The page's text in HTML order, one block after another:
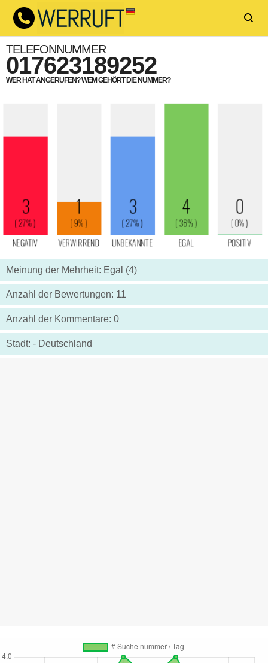
TELEFONNUMMER
017623189252
WER HAT ANGERUFEN? WEM GEHÖRT DIE NUMMER?
Meinung der Mehrheit: Egal (4)
Anzahl der Bewertungen: 11
Anzahl der Kommentare: 0
Stadt: - Deutschland